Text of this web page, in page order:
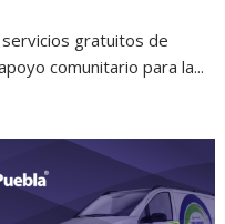
gratuitos de
comunitario para la...